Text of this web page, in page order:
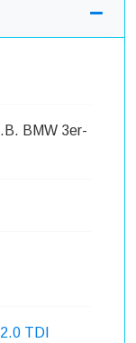
BMW 3er-
TDI